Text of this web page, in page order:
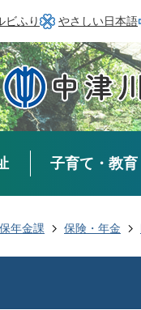
ビふり やさしい日本語
子育て・教育
年金課 保険・年金